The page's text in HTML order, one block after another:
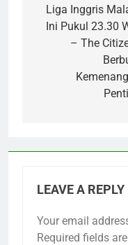
Liga Inggris
Ini Pukul 23.30
– The
LEAVE A REPLY
Your email
Required fields